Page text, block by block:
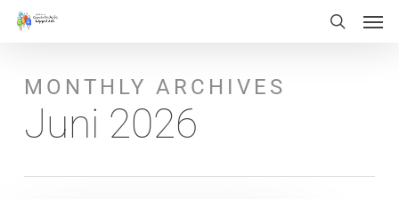
Skip
contentMONTHLY ARCHIVES
Juni 2026
Menu